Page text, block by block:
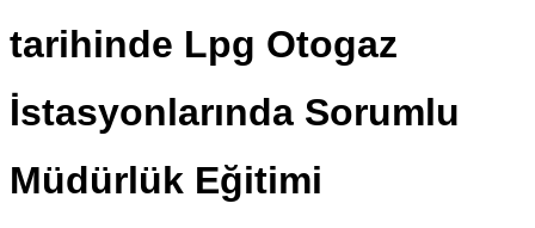
tarihinde Lpg Otogaz
İstasyonlarında Sorumlu
Müdürlük Eğitimi